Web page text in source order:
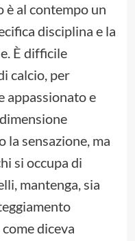
è al contempo un
disciplina e la
È difficile
calcio, per
appassionato e
sensazione, ma
si occupa di
mantenga, sia
diceva